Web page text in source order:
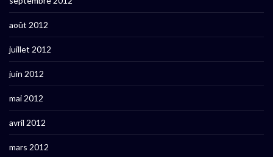
août 2012
juillet 2012
juin 2012
mai 2012
avril 2012
mars 2012